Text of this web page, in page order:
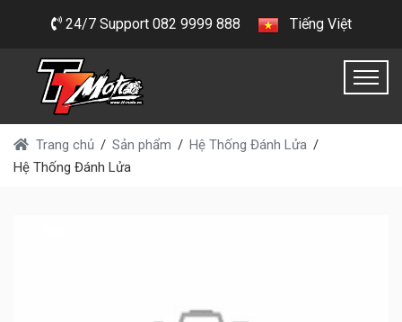
24/7 Support 082 9999 888 Tiếng Việt
Trang chủ Sản phẩm
Hệ Thống Đánh Lửa
Hệ Thống Đánh Lửa